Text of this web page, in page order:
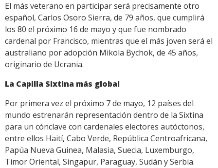
El más veterano en participar será precisamente otro
español, Carlos Osoro Sierra, de 79 años, que cumplirá
los 80 el próximo 16 de mayo y que fue nombrado
cardenal por Francisco, mientras que el más joven será el
australiano por adopción Mikola Bychok, de 45 años,
originario de Ucrania.
La Capilla Sixtina más global
Por primera vez el próximo 7 de mayo, 12 países del
mundo estrenarán representación dentro de la Sixtina
para un cónclave con cardenales electores autóctonos,
entre ellos Haití, Cabo Verde, República Centroafricana,
Papúa Nueva Guinea, Malasia, Suecia, Luxemburgo,
Timor Oriental, Singapur, Paraguay, Sudán y Serbia.